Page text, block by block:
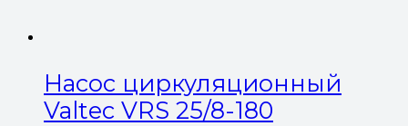
Насос циркуляционный
Valtec VRS 25/8-180